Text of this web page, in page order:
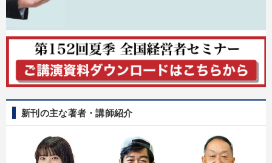
新刊の主な著者・講師紹介